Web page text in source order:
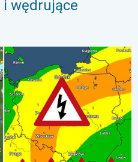
wędrujące
Ostrzeżenie